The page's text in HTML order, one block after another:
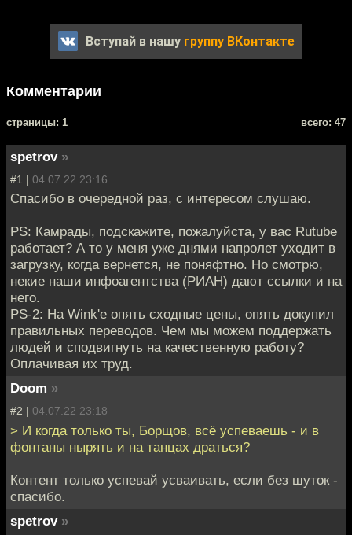
Вступай в нашу группу ВКонтакте
Комментарии
cтраницы: 1 всего: 47
spetrov »
#1 | 04.07.22 23:16
Спасибо в очередной раз, с интересом слушаю.
PS: Камрады, подскажите, пожалуйста, у вас Rutube
работает? А то у меня уже днями напролет уходит в
загрузку, когда вернется, не поняфтно. Но смотрю,
некие наши инфоагентства (РИАН) дают ссылки и на
него.
PS-2: На Wink'е опять сходные цены, опять докупил
правильных переводов. Чем мы можем поддержать
людей и сподвигнуть на качественную работу?
Оплачивая их труд.
Doom »
#2 | 04.07.22 23:18
> И когда только ты, Борщов, всё успеваешь - и в
фонтаны нырять и на танцах драться?
Контент только успевай усваивать, если без шуток -
спасибо.
spetrov »